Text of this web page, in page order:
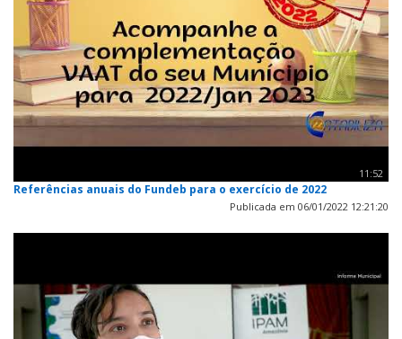
11:52
Referências anuais do Fundeb para o exercício de 2022
Publicada em 06/01/2022 12:21:20